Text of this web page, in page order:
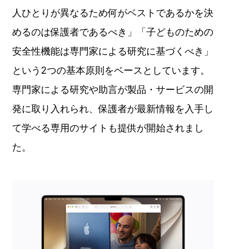
人ひとりが異なるため何がベストであるかを決
めるのは保護者であるべき」「子どものための
安全性機能は専門家による研究に基づくべき」
という2つの基本原則をベースとしています。
専門家による研究や助言が製品・サービスの開
発に取り入れられ、保護者が最新情報を入手し
て学べる専用のサイトも提供が開始されまし
た。